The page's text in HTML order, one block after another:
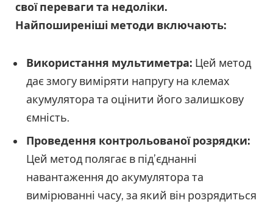
свої переваги та недоліки.
Найпоширеніші методи включають:
Використання мультиметра: Цей метод
дає змогу виміряти напругу на клемах
акумулятора та оцінити його залишкову
ємність.
Проведення контрольованої розрядки:
Цей метод полягає в під’єднанні
навантаження до акумулятора та
вимірюванні часу, за який він розрядиться